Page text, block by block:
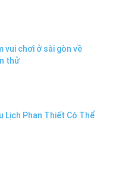
vui chơi ở sài gòn về
thử
Lịch Phan Thiết Có Thể